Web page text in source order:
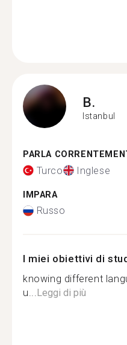
B.
Istanbul
PARLA
Turco Inglese
IMPARA
Russo
I miei obiettivi di
knowing different
u...Leggi di più